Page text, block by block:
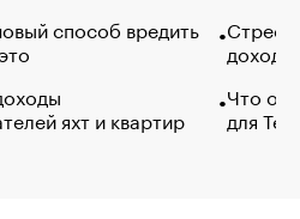
способ вредить
яхт и квартир
Что
для